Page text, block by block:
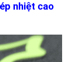
nhiệt cao